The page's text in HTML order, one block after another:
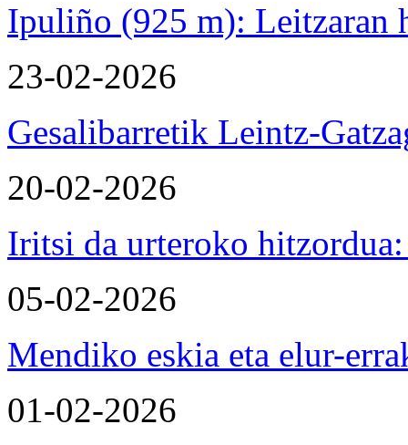
Ipuliño (925 m): Leitzaran
23-02-2026
Gesalibarretik Leintz-
20-02-2026
Iritsi da urteroko
05-02-2026
Mendiko eskia eta elur-
01-02-2026